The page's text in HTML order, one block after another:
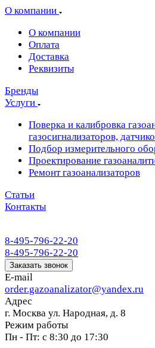
О компании
О компании
Оплата
Доставка
Реквизиты
Бренды
Услуги
Поверка и калибровка
газосигнализаторов,
Подбор измерительного
Проектирование
Ремонт газоанализаторов
Статьи
Контакты
8-495-796-22-20
8-495-796-22-20
Заказать звонок
E-mail
order.gazoanalizator@yandex.ru
Адрес
г. Москва ул. Народная, д. 8
Режим работы
Пн - Пт: с 8:30 до 17:30